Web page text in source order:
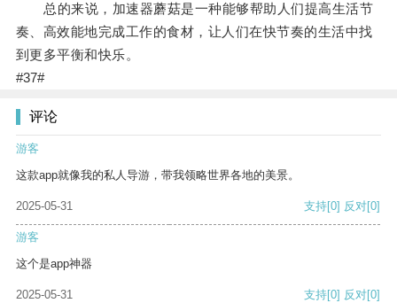
总的来说，加速器蘑菇是一种能够帮助人们提高生活节
奏、高效能地完成工作的食材，让人们在快节奏的生活中找
到更多平衡和快乐。
#37#
评论
游客
这款app就像我的私人导游，带我领略世界各地的美景。
2025-05-31 支持[0] 反对[0]
游客
这个是app神器
2025-05-31 支持[0] 反对[0]